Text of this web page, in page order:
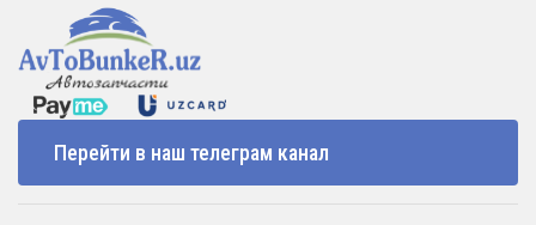
Перейти в наш телеграм канал